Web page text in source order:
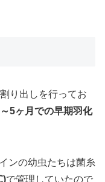
り出しを行ってお
5ヶ月での早期羽化
ンの幼虫たちは菌糸
で管理していたので